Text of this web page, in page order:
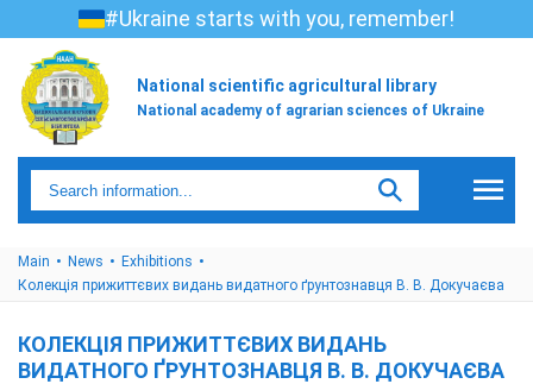
#Ukraine starts with you, remember!
National scientific agricultural library
National academy of agrarian sciences of Ukraine
Main News
Exhibitions
Колекція прижиттєвих видань видатного ґрунтознавця В. В. Докучаєва
КОЛЕКЦІЯ ПРИЖИТТЄВИХ ВИДАНЬ
ВИДАТНОГО ҐРУНТОЗНАВЦЯ В. В. ДОКУЧАЄВА